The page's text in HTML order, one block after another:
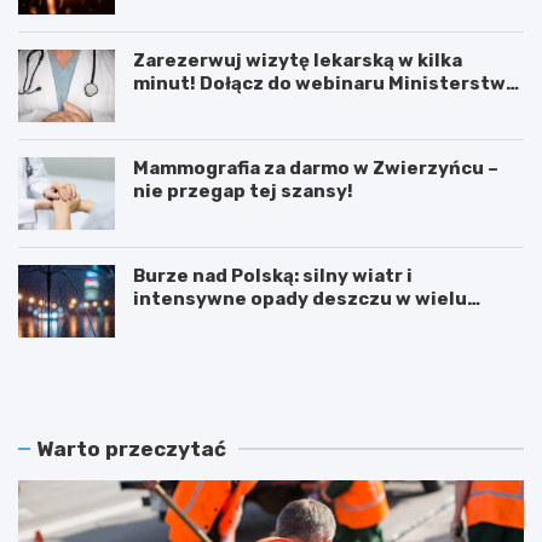
Zarezerwuj wizytę lekarską w kilka
minut! Dołącz do webinaru Ministerstwa
Mammografia za darmo w Zwierzyńcu –
nie przegap tej szansy!
Burze nad Polską: silny wiatr i
intensywne opady deszczu w wielu
W
a
r
z
L
e
i
n
Warto przeczytać